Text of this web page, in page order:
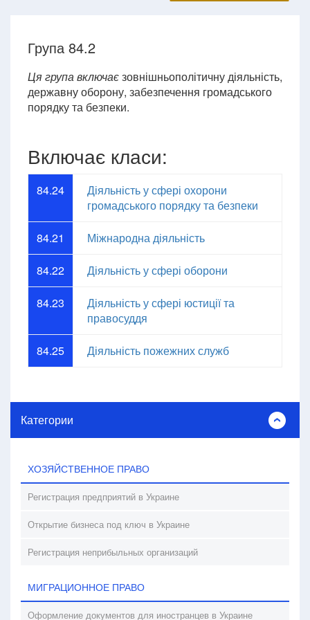
Група 84.2
Ця група включаєзовнішньополітичну діяльність,
державну оборону, забезпечення громадського
порядку та безпеки.
Включає класи:
84.24
Діяльність у сфері охорони
громадського порядку та безпеки
84.21 Міжнародна діяльність
84.22 Діяльність у сфері оборони
84.23
Діяльність у сфері юстиції та
правосуддя
84.25 Діяльність пожежних служб
Категории
ХОЗЯЙСТВЕННОЕ ПРАВО
Регистрация предприятий в Украине
Открытие бизнеса под ключ в Украине
Регистрация неприбыльных организаций
МИГРАЦИОННОЕ ПРАВО
Оформление документов для иностранцев в Украине